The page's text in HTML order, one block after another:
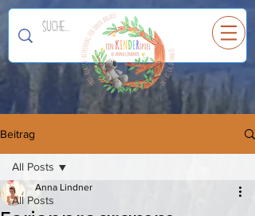
EinKINDERspiel
Beitrag
All Posts
All Posts
Anna Lindner